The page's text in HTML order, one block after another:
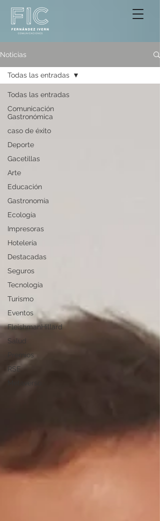
Noticias
Todas las entradas
Comunicación
Gastronómica
caso de éxito
Deporte
Gacetillas
Arte
Educación
Gastronomía
Ecología
Impresoras
Hotelería
Destacadas
Seguros
Tecnología
Turismo
Eventos
FleishmanHillard
Salud
Premios
RSE
Todas las entradas